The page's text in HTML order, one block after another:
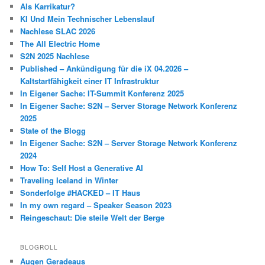
Als Karrikatur?
KI Und Mein Technischer Lebenslauf
Nachlese SLAC 2026
The All Electric Home
S2N 2025 Nachlese
Published – Ankündigung für die iX 04.2026 –
Kaltstartfähigkeit einer IT Infrastruktur
In Eigener Sache: IT-Summit Konferenz 2025
In Eigener Sache: S2N – Server Storage Network Konferenz
2025
State of the Blogg
In Eigener Sache: S2N – Server Storage Network Konferenz
2024
How To: Self Host a Generative AI
Traveling Iceland in Winter
Sonderfolge #HACKED – IT Haus
In my own regard – Speaker Season 2023
Reingeschaut: Die steile Welt der Berge
BLOGROLL
Augen Geradeaus